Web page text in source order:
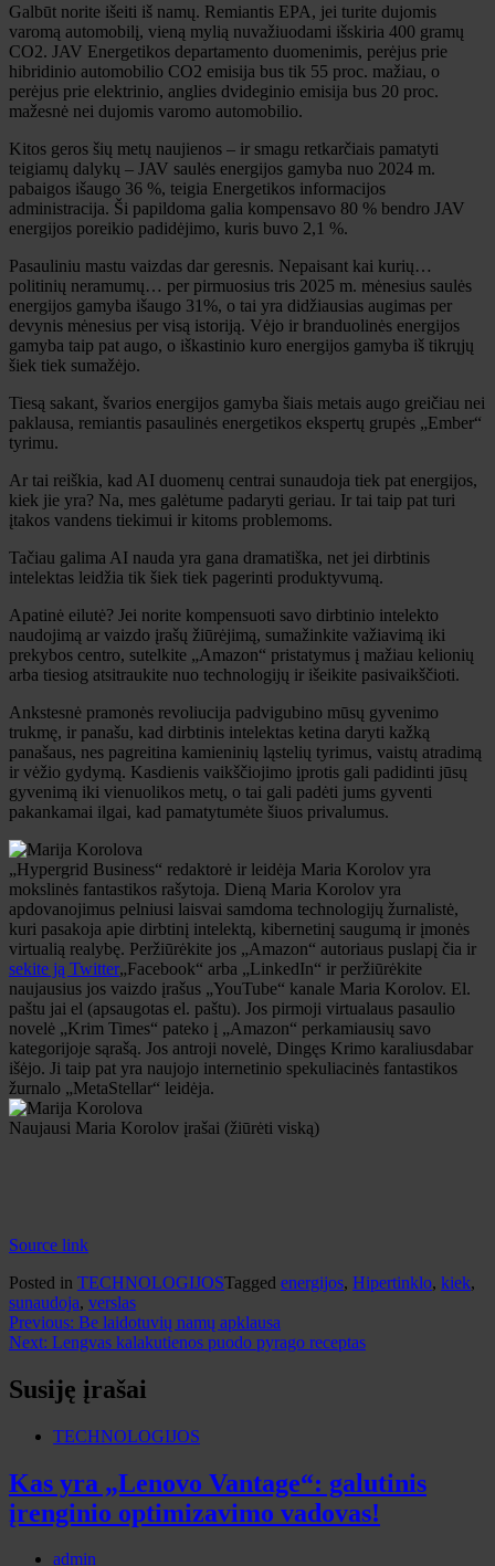
Galbūt norite išeiti iš namų. Remiantis EPA, jei turite dujomis
varomą automobilį, vieną mylią nuvažiuodami išskiria 400 gramų
CO2. JAV Energetikos departamento duomenimis, perėjus prie
hibridinio automobilio CO2 emisija bus tik 55 proc. mažiau, o
perėjus prie elektrinio, anglies dvideginio emisija bus 20 proc.
mažesnė nei dujomis varomo automobilio.
Kitos geros šių metų naujienos – ir smagu retkarčiais pamatyti
teigiamų dalykų – JAV saulės energijos gamyba nuo 2024 m.
pabaigos išaugo 36 %, teigia Energetikos informacijos
administracija. Ši papildoma galia kompensavo 80 % bendro JAV
energijos poreikio padidėjimo, kuris buvo 2,1 %.
Pasauliniu mastu vaizdas dar geresnis. Nepaisant kai kurių…
politinių neramumų… per pirmuosius tris 2025 m. mėnesius saulės
energijos gamyba išaugo 31%, o tai yra didžiausias augimas per
devynis mėnesius per visą istoriją. Vėjo ir branduolinės energijos
gamyba taip pat augo, o iškastinio kuro energijos gamyba iš tikrųjų
šiek tiek sumažėjo.
Tiesą sakant, švarios energijos gamyba šiais metais augo greičiau nei
paklausa, remiantis pasaulinės energetikos ekspertų grupės „Ember“
tyrimu.
Ar tai reiškia, kad AI duomenų centrai sunaudoja tiek pat energijos,
kiek jie yra? Na, mes galėtume padaryti geriau. Ir tai taip pat turi
įtakos vandens tiekimui ir kitoms problemoms.
Tačiau galima AI nauda yra gana dramatiška, net jei dirbtinis
intelektas leidžia tik šiek tiek pagerinti produktyvumą.
Apatinė eilutė? Jei norite kompensuoti savo dirbtinio intelekto
naudojimą ar vaizdo įrašų žiūrėjimą, sumažinkite važiavimą iki
prekybos centro, sutelkite „Amazon“ pristatymus į mažiau kelionių
arba tiesiog atsitraukite nuo technologijų ir išeikite pasivaikščioti.
Ankstesnė pramonės revoliucija padvigubino mūsų gyvenimo
trukmę, ir panašu, kad dirbtinis intelektas ketina daryti kažką
panašaus, nes pagreitina kamieninių ląstelių tyrimus, vaistų atradimą
ir vėžio gydymą. Kasdienis vaikščiojimo įprotis gali padidinti jūsų
gyvenimą iki vienuolikos metų, o tai gali padėti jums gyventi
pakankamai ilgai, kad pamatytumėte šiuos privalumus.
„Hypergrid Business“ redaktorė ir leidėja Maria Korolov yra
mokslinės fantastikos rašytoja. Dieną Maria Korolov yra
apdovanojimus pelniusi laisvai samdoma technologijų žurnalistė,
kuri pasakoja apie dirbtinį intelektą, kibernetinį saugumą ir įmonės
virtualią realybę. Peržiūrėkite jos „Amazon“ autoriaus puslapį čia ir
sekite ją Twitter„Facebook“ arba „LinkedIn“ ir peržiūrėkite
naujausius jos vaizdo įrašus „YouTube“ kanale Maria Korolov. El.
paštu jai el (apsaugotas el. paštu). Jos pirmoji virtualaus pasaulio
novelė „Krim Times“ pateko į „Amazon“ perkamiausių savo
kategorijoje sąrašą. Jos antroji novelė, Dingęs Krimo karaliusdabar
išėjo. Ji taip pat yra naujojo internetinio spekuliacinės fantastikos
žurnalo „MetaStellar“ leidėja.
Naujausi Maria Korolov įrašai (žiūrėti viską)
Source link
Posted in TECHNOLOGIJOSTagged energijos, Hipertinklo, kiek,
sunaudoja, verslas
Navigacija
tarp
įrašų
Previous: Be laidotuvių namų apklausa
Next: Lengvas kalakutienos puodo pyrago receptas
Susiję įrašai
TECHNOLOGIJOS
Kas yra „Lenovo Vantage“: galutinis
įrenginio optimizavimo vadovas!
admin